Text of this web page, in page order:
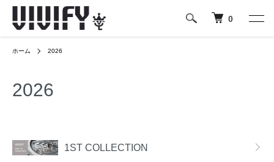
0
ホーム 2026
2026
1ST COLLECTION